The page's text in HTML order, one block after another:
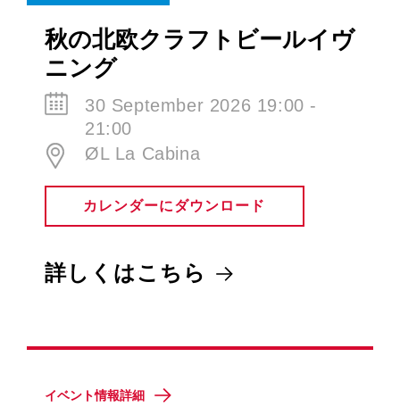
秋の北欧クラフトビールイヴ
ニング
30 September 2026 19:00 -
21:00
ØL La Cabina
カレンダーにダウンロード
詳しくはこちら
イベント情報詳細